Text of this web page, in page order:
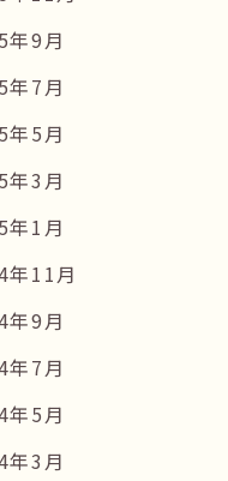
年9月
年7月
年5月
年3月
年1月
年11月
年9月
年7月
年5月
年3月